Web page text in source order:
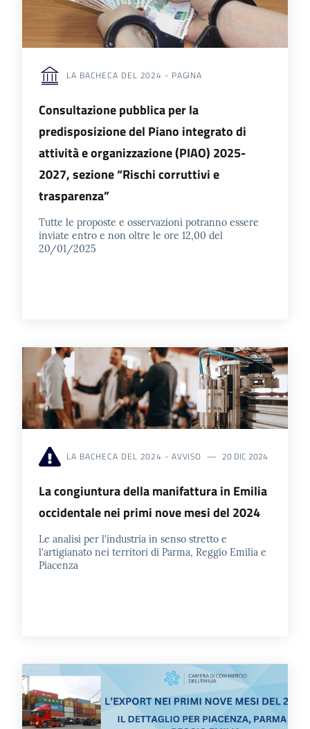
Seguici
LA BACHECA DEL 2024 - PAGINA
Consultazione pubblica per la
predisposizione del Piano integrato di
attività e organizzazione (PIAO) 2025-
2027, sezione “Rischi corruttivi e
trasparenza”
Tutte le proposte e osservazioni potranno essere
inviate entro e non oltre le ore 12,00 del
20/01/2025
LA BACHECA DEL 2024 - AVVISO 20 DIC 2024
La congiuntura della manifattura in Emilia
occidentale nei primi nove mesi del 2024
Le analisi per l'industria in senso stretto e
l'artigianato nei territori di Parma, Reggio Emilia e
Piacenza